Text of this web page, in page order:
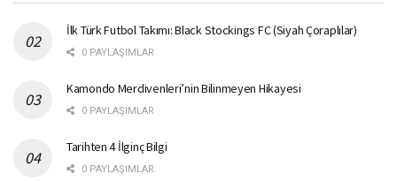
İlk Türk Futbol Takımı: Black Stockings FC (Siyah Çoraplılar)
0 PAYLAŞIMLAR
Kamondo Merdivenleri’nin Bilinmeyen Hikayesi
0 PAYLAŞIMLAR
Tarihten 4 İlginç Bilgi
0 PAYLAŞIMLAR